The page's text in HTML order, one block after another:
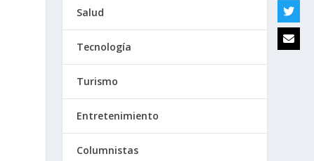
Salud
Tecnología
Turismo
Entretenimiento
Columnistas